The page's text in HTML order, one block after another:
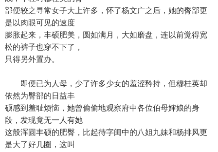
部便较之寻常女子大上许多，怀了杨文广之后，她的臀部更
是以肉眼可见的速度
膨胀起来，丰硕肥美，圆如满月，大如磨盘，连以前觉得宽
松的裤子也穿不下了，
只得另外置办。
即便已为人母，少了许多少女的羞涩矜持，但穆桂英却
依然为臀部的日益丰
硕感到羞耻烦恼，她曾偷偷地观察府中各位伯母婶娘的身
段，发现竟无一人有她
这般浑圆丰硕的肥臀，比起待字闺中的八姐九妹和杨排风更
是大了好几圈，这叫